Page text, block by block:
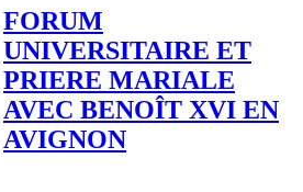
FORUM
UNIVERSITAIRE ET
PRIERE MARIALE
AVEC BENOÎT XVI EN
AVIGNON